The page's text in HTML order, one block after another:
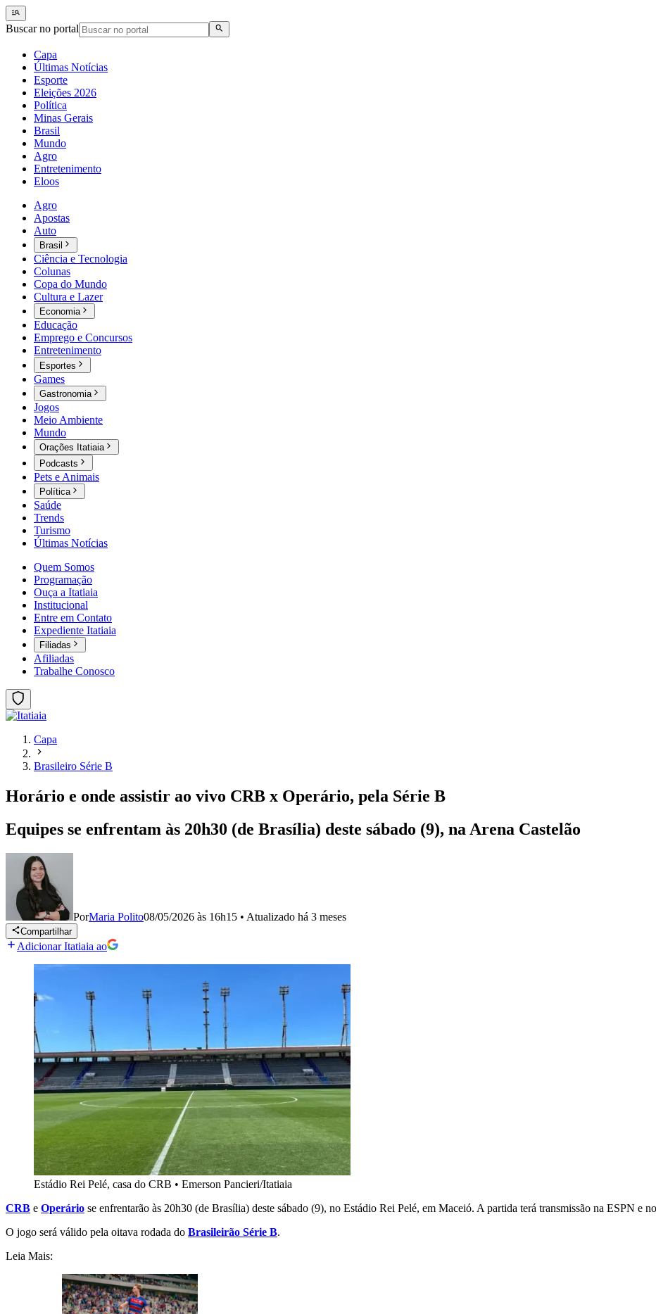
Buscar no portal
Capa
Últimas Notícias
Esporte
Eleições 2026
Política
Minas Gerais
Brasil
Mundo
Agro
Entretenimento
Eloos
Agro
Apostas
Auto
Brasil
Ciência e Tecnologia
Colunas
Copa do Mundo
Cultura e Lazer
Economia
Educação
Emprego e Concursos
Entretenimento
Esportes
Games
Gastronomia
Jogos
Meio Ambiente
Mundo
Orações Itatiaia
Podcasts
Pets e Animais
Política
Saúde
Trends
Turismo
Últimas Notícias
Quem Somos
Programação
Ouça a Itatiaia
Institucional
Entre em Contato
Expediente Itatiaia
Filiadas
Afiliadas
Trabalhe Conosco
Capa
Brasileiro Série B
Horário e onde assistir ao vivo CRB x Operário, pela Série B
Equipes se enfrentam às 20h30 (de Brasília) deste sábado (9), na Arena Castelão
PorMaria Polito08/05/2026 às 16h15 • Atualizado há 3 meses
Compartilhar
Adicionar Itatiaia ao
Estádio Rei Pelé, casa do CRB • Emerson Pancieri/Itatiaia
CRB e Operário se enfrentarão às 20h30 (de Brasília) deste sábado (9), no Estádio Rei Pelé, em Maceió. A partida terá transmissão na ESPN e
O jogo será válido pela oitava rodada do Brasileirão Série B.
Leia Mais: